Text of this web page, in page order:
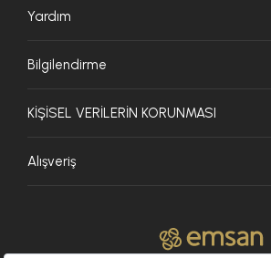
Yardım
Bilgilendirme
KİŞİSEL VERİLERİN KORUNMASI
Alışveriş